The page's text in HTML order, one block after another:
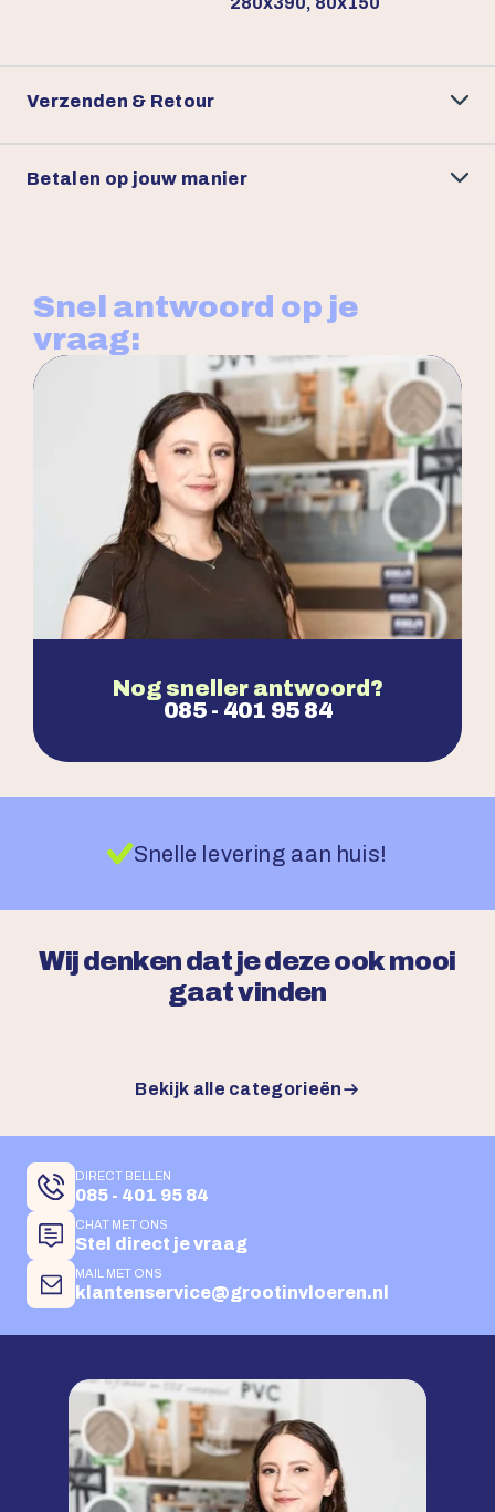
Verzenden & Retour
Betalen op jouw manier
Snel antwoord op je
vraag:
Nog sneller antwoord?
085 - 401 95 84
Snelle levering aan huis!
Wij denken dat je deze ook mooi
gaat vinden
Bekijk alle categorieën
DIRECT BELLEN
085 - 401 95 84
CHAT MET ONS
Stel direct je vraag
MAIL MET ONS
klantenservice@grootinvloeren.nl